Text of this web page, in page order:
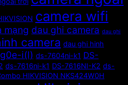
camera wifi
mạng dau ghi camera dau ghi
camera dau ghi hinh
i(l) ds-7604ni-k1 DS-
ds-7616ni-k1 DS-7616NI-K2 ds-
HIKVISION NKS424W0H